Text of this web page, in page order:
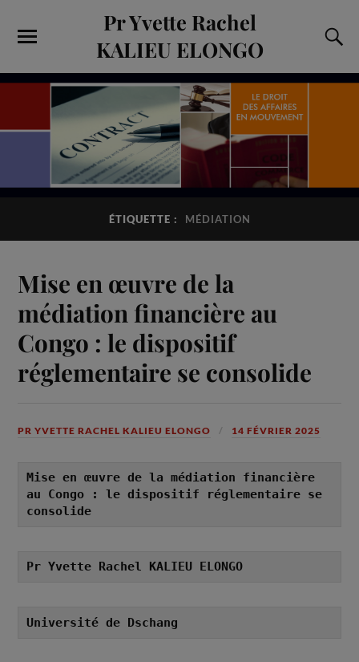
Pr Yvette Rachel
KALIEU ELONGO
ÉTIQUETTE : MÉDIATION
Mise en œuvre de la
médiation financière au
Congo : le dispositif
réglementaire se consolide
PR YVETTE RACHEL KALIEU ELONGO 14 FÉVRIER 2025
Mise en œuvre de la médiation financière
au Congo : le dispositif réglementaire se
consolide
Pr Yvette Rachel KALIEU ELONGO
Université de Dschang